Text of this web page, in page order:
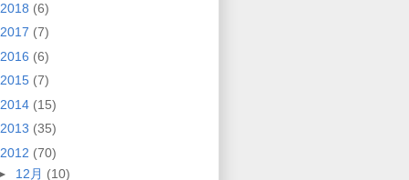
2018 (6)
2017 (7)
2016 (6)
2015 (7)
2014 (15)
2013 (35)
2012 (70)
12月 (10)